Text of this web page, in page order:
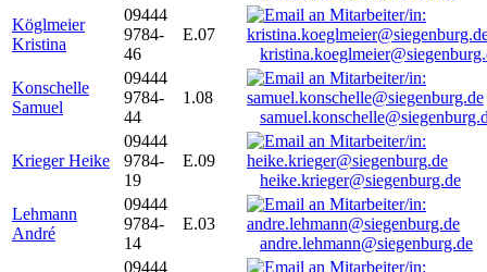
Köglmeier
Kristina
09444
9784-
46
E.07
Konschelle
Samuel
09444
9784-
44
1.08
Krieger Heike
09444
9784-
19
E.09
heike.krieger@siegenburg.de
Lehmann
André
09444
9784-
14
E.03
andre.lehmann@siegenburg.de
09444